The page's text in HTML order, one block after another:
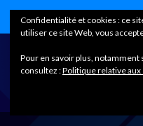
Confidentialité et cookies : ce
utiliser ce site Web, vous
Pour en savoir plus, notamment
consultez :Politique relative aux